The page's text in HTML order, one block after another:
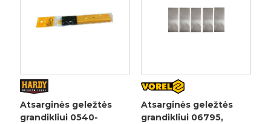
Atsarginės geležtės
grandikliui 0540-
Atsarginės geležtės
grandikliui 06795,